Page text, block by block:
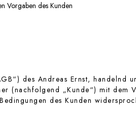
Vorgaben des Kunden
des Andreas Ernst,
(nachfolgend „Kunde“) mit
des Kunden